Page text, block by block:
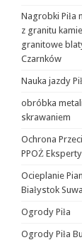
Nagrobki Piła
z granitu
granitowe
Czarnków
Nauka jazdy
obróbka
skrawaniem
Ochrona
PPOŻ
Ocieplanie
Białystok
Ogrody Piła
Ogrody Piła